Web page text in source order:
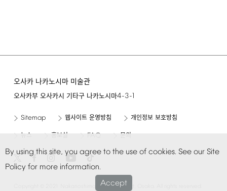
By using this site, you agree to the use of cookies. See our Site
Policy for more information.
Accept
오사카 나카노시마 미술관
오사카부 오사카시 기타구 나카노시마4-3-1
Sitemap 웹사이트 운영방침 개인정보 보호방침
FAQ
Museum of